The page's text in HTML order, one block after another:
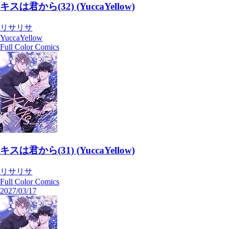
キスは君から(32) (YuccaYellow)
リサリサ
YuccaYellow
Full Color Comics
キスは君から(31) (YuccaYellow)
リサリサ
Full Color Comics
2027/03/17